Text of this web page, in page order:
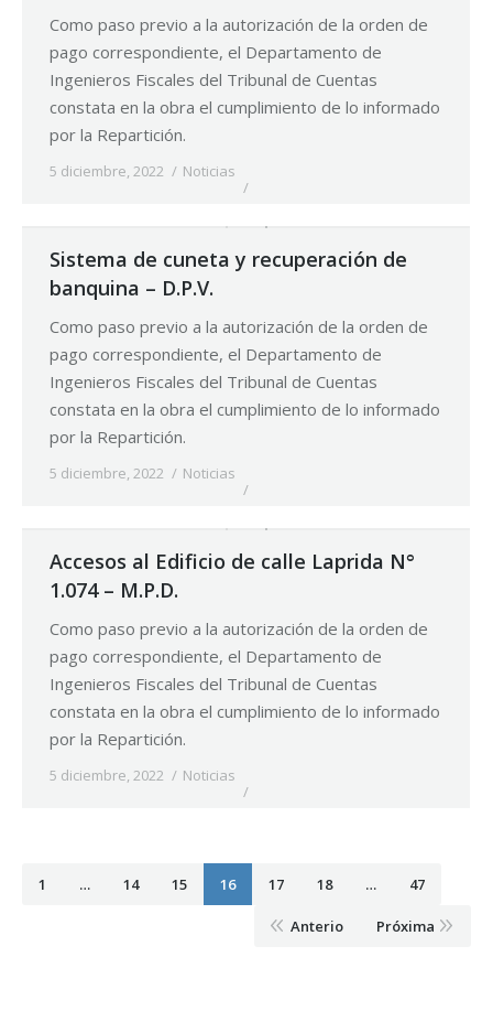
Como paso previo a la autorización de la orden de
pago correspondiente, el Departamento de
Ingenieros Fiscales del Tribunal de Cuentas
constata en la obra el cumplimiento de lo informado
por la Repartición.
5 diciembre, 2022 Noticias
Sistema de cuneta y recuperación de
banquina – D.P.V.
Como paso previo a la autorización de la orden de
pago correspondiente, el Departamento de
Ingenieros Fiscales del Tribunal de Cuentas
constata en la obra el cumplimiento de lo informado
por la Repartición.
5 diciembre, 2022 Noticias
Accesos al Edificio de calle Laprida N°
1.074 – M.P.D.
Como paso previo a la autorización de la orden de
pago correspondiente, el Departamento de
Ingenieros Fiscales del Tribunal de Cuentas
constata en la obra el cumplimiento de lo informado
por la Repartición.
5 diciembre, 2022 Noticias
1 … 14 15 16 17 18 … 47
Anterio Próxima